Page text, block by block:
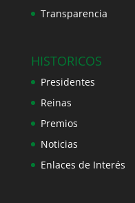
Transparencia
HISTORICOS
Presidentes
Reinas
Premios
Noticias
Enlaces de Interés